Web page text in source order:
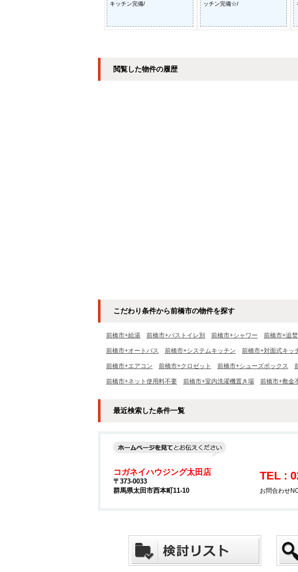
キッチン完備/
ッチン完備☆/
閲覧した物件の履歴
こだわり条件から前橋市の物件を探す
前橋市+給湯 前橋市+バストイレ別 前橋市+シャワー 前橋市+追
前橋市+オートバス 前橋市+システムキッチン 前橋市+対面式キッ
前橋市+エアコン 前橋市+クロゼット 前橋市+シューズボックス
前橋市+ネット使用料不要 前橋市+室内洗濯機置き場 前橋市+敷金
最近検索した条件一覧
コガネイハウジング太田店
〒373-0033
群馬県太田市西本町11-10
TEL :
お問合わせ